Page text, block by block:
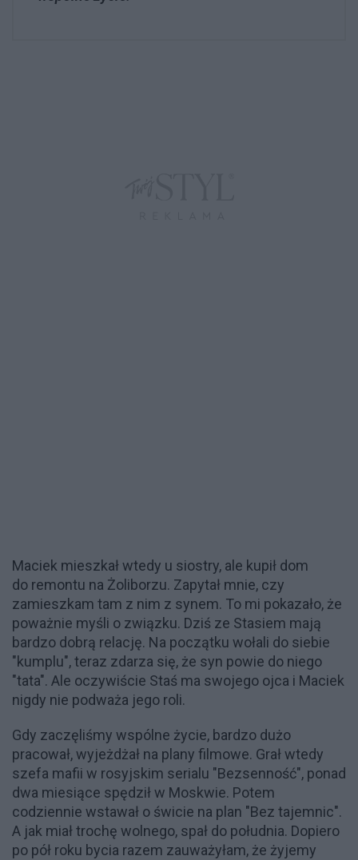
Maciek mieszkał wtedy u siostry, ale kupił dom
do remontu na Żoliborzu. Zapytał mnie, czy
zamieszkam tam z nim z synem. To mi pokazało, że
poważnie myśli o związku. Dziś ze Stasiem mają
bardzo dobrą relację. Na początku wołali do siebie
"kumplu", teraz zdarza się, że syn powie do niego
"tata". Ale oczywiście Staś ma swojego ojca i Maciek
nigdy nie podważa jego roli.
Gdy zaczęliśmy wspólne życie, bardzo dużo
pracował, wyjeżdżał na plany filmowe. Grał wtedy
szefa mafii w rosyjskim serialu "Bezsenność", ponad
dwa miesiące spędził w Moskwie. Potem
codziennie wstawał o świcie na plan "Bez tajemnic".
A jak miał trochę wolnego, spał do południa. Dopiero
po pół roku bycia razem zauważyłam, że żyjemy